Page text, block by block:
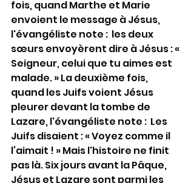
fois, quand Marthe et Marie
envoient le message à Jésus,
l'évangéliste note :  les deux
sœurs envoyèrent dire à Jésus : «
Seigneur, celui que tu aimes est
malade. » La deuxième fois,
quand les Juifs voient Jésus
pleurer devant la tombe de
Lazare, l'évangéliste note :  Les
Juifs disaient : « Voyez comme il
l’aimait ! » Mais l'histoire ne finit
pas là. Six jours avant la Pâque,
Jésus et Lazare sont parmi les